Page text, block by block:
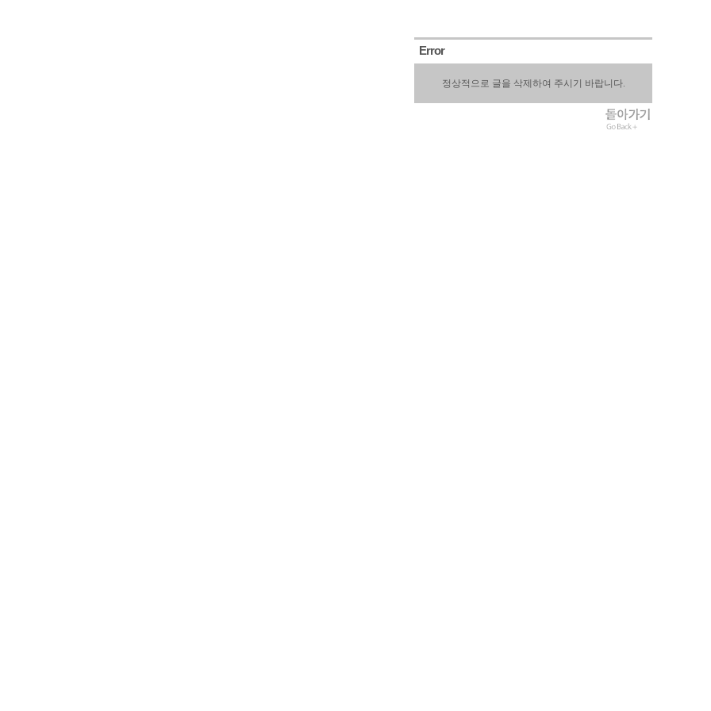
Error
정상적으로 글을 삭제하여 주시기 바랍니다.